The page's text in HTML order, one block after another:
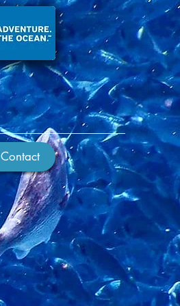
Contact